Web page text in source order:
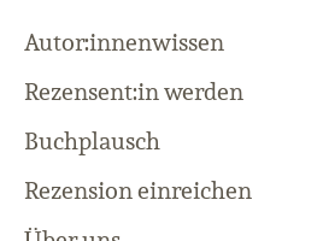
Autor:innenwissen
Rezensent:in werden
Buchplausch
Rezension einreichen